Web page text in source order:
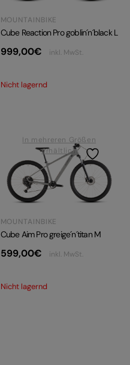
MOUNTAINBIKE
Cube Reaction Pro goblin´n´black L
999,00€ inkl. MwSt.
Nicht lagernd
In mehreren Größen
erhältlich
MOUNTAINBIKE
Cube Aim Pro greige´n´titan M
599,00€ inkl. MwSt.
Nicht lagernd